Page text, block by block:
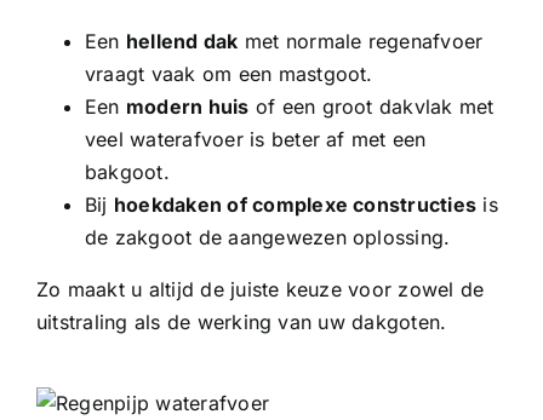
Een hellend dak met normale regenafvoer
vraagt vaak om een mastgoot.
Een modern huis of een groot dakvlak met
veel waterafvoer is beter af met een
bakgoot.
Bij hoekdaken of complexe constructies is
de zakgoot de aangewezen oplossing.
Zo maakt u altijd de juiste keuze voor zowel de
uitstraling als de werking van uw dakgoten.